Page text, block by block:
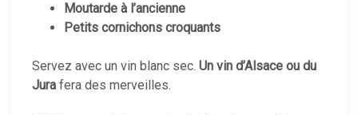
Moutarde à l’ancienne
Petits cornichons croquants
Servez avec un vin blanc sec. Un vin d’Alsace ou du
Jura fera des merveilles.